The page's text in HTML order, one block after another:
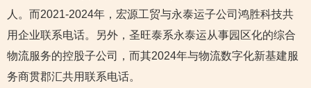
人。而2021-2024年，宏源工贸与永泰运子公司鸿胜科技共
用企业联系电话。另外，圣旺泰系永泰运从事园区化的综合
物流服务的控股子公司，而其2024年与物流数字化新基建服
务商贯郡汇共用联系电话。